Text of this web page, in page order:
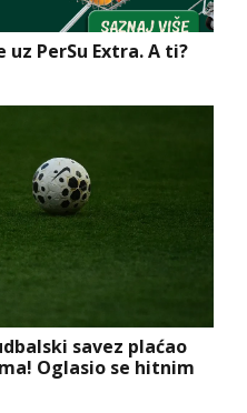
uz PerSu Extra. A ti?
savez plaćao
Oglasio se hitnim